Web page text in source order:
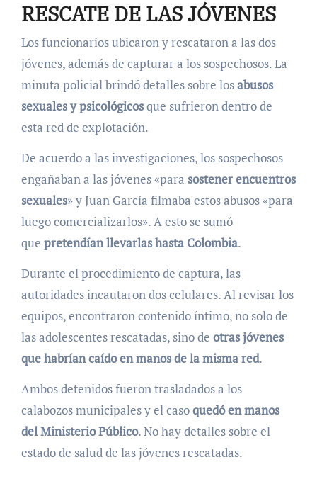
RESCATE DE LAS JÓVENES
Los funcionarios ubicaron y rescataron a las dos
jóvenes, además de capturar a los sospechosos. La
minuta policial brindó detalles sobre losabusos
sexuales y psicológicosque sufrieron dentro de
esta red de explotación.
De acuerdo a las investigaciones, los sospechosos
engañaban a las jóvenes «para sostener encuentros
sexuales» y Juan García filmaba estos abusos «para
luego comercializarlos». A esto se sumó
que pretendían llevarlas hasta Colombia.
Durante el procedimiento de captura, las
autoridades incautaron dos celulares. Al revisar los
equipos, encontraron contenido íntimo, no solo de
las adolescentes rescatadas, sino de otras jóvenes
que habrían caído en manos de la misma red.
Ambos detenidos fueron trasladados a los
calabozos municipales y el casoquedó en manos
del Ministerio Público. No hay detalles sobre el
estado de salud de las jóvenes rescatadas.